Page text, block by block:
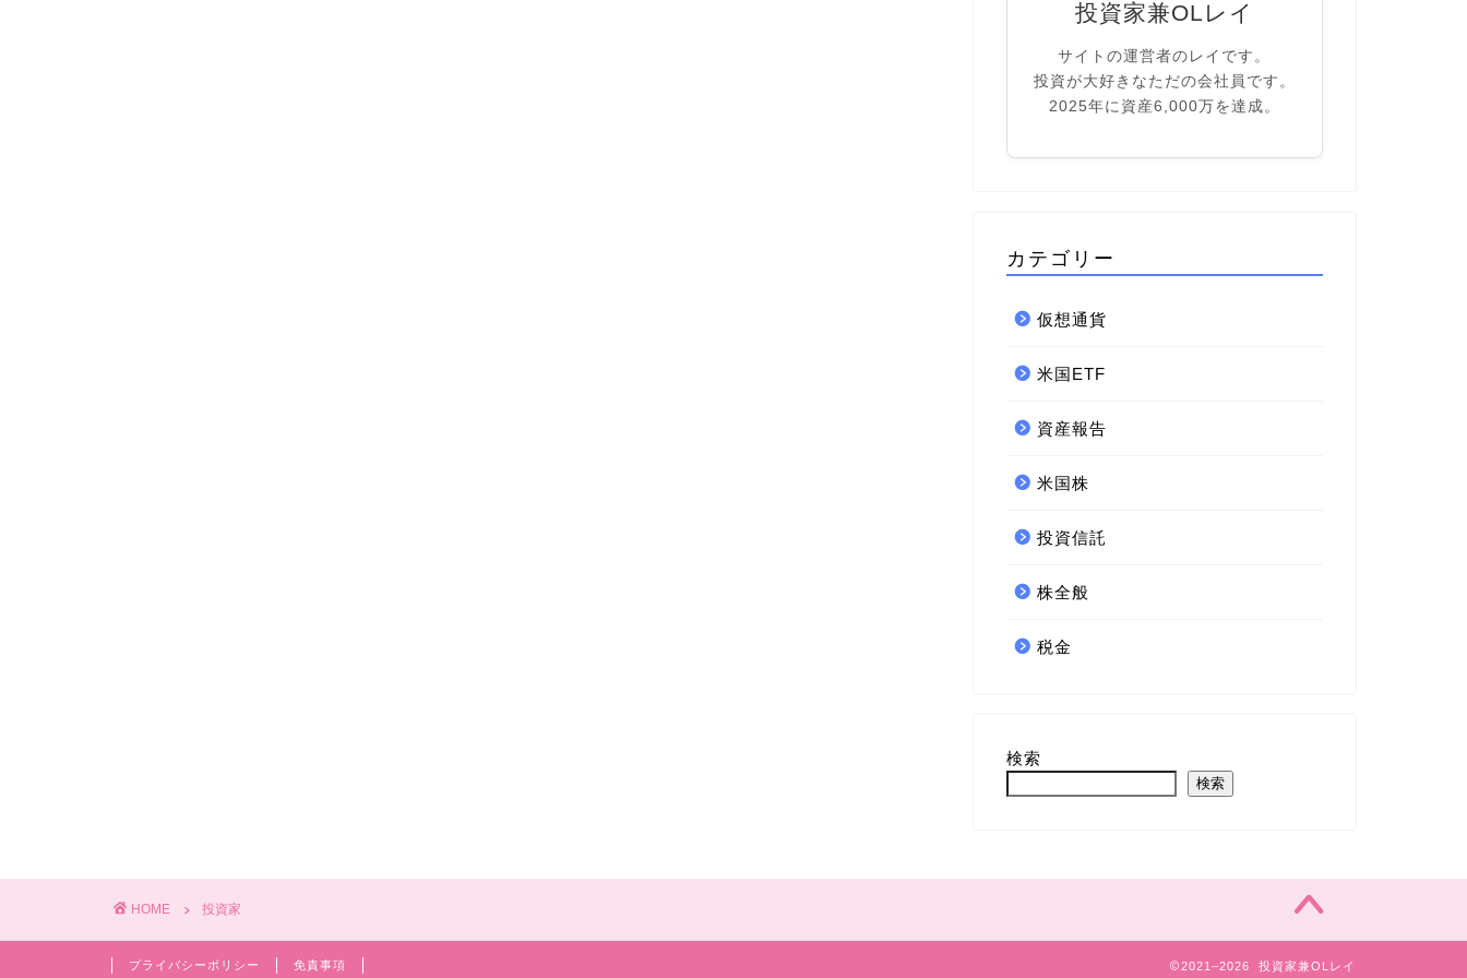
投資家兼OLレイ
サイトの運営者のレイです。
投資が大好きなただの会社員です。
2025年に資産6,000万を達成。
カテゴリー
仮想通貨
米国ETF
資産報告
米国株
投資信託
株全般
税金
検索
検索
HOME 投資家
プライバシーポリシー 免責事項 2021–2026 投資家兼OLレイ